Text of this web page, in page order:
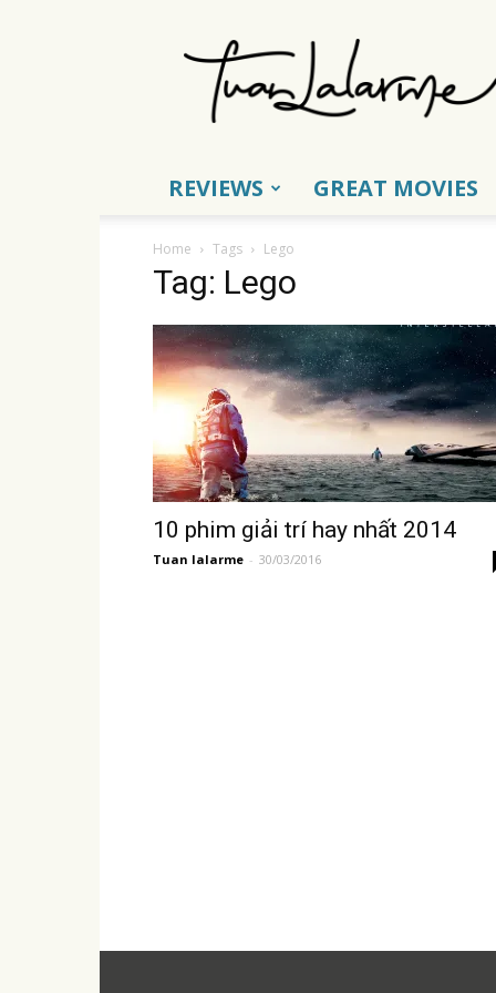
Tuấn
Lalarme
REVIEWS GREAT MOVIES
Home Tags Lego
Tag: Lego
10 phim giải trí hay nhất 2014
Tuan lalarme - 30/03/2016